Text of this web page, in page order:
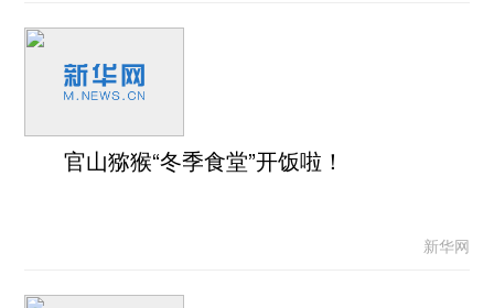
官山猕猴“冬季食堂”开饭啦！
新华网